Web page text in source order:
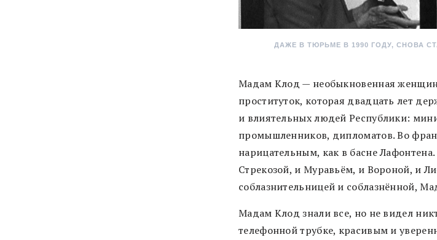
ДАЖЕ В ТЮРЬМЕ В 1990 ГОДУ, СНОВА
Мадам Клод — необыкновенная
проституток, которая двадцать лет
и влиятельных людей Республики:
промышленников, дипломатов. Во
нарицательным, как в басне
Стрекозой, и Муравьём, и Вороной, и
соблазнительницей и соблазнённой,
Мадам Клод знали все, но не видел
телефонной трубке, красивым и